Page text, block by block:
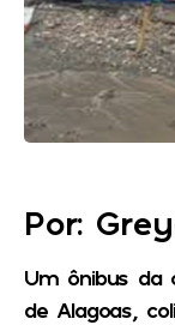
Por:
Um ônibus da
de Alagoas,